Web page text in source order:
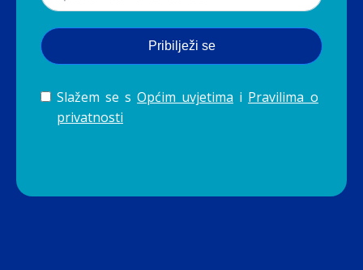
Pribilježi se
Slažem se s Općim uvjetima i Pravilima o
privatnosti